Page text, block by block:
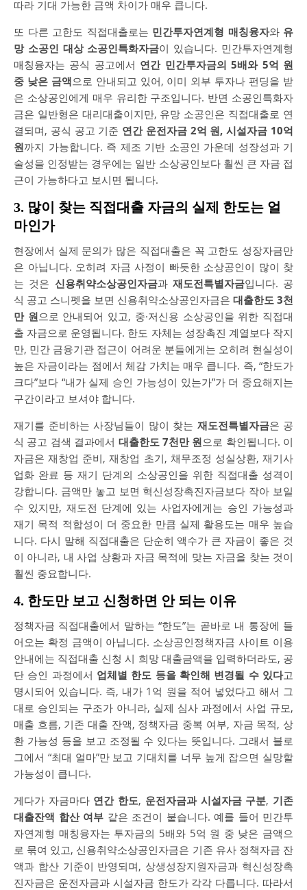
따라 기대 가능한 금액 차이가 매우 큽니다.
또 다른 고한도 직접대출로는 민간투자연계형 매칭융자와 유
망 소공인 대상 소공인특화자금이 있습니다. 민간투자연계형
매칭융자는 공식 공고에서 연간 민간투자금의 5배와 5억 원
중 낮은 금액으로 안내되고 있어, 이미 외부 투자나 펀딩을 받
은 소상공인에게 매우 유리한 구조입니다. 반면 소공인특화자
금은 일반형은 대리대출이지만, 유망 소공인은 직접대출로 연
결되며, 공식 공고 기준 연간 운전자금 2억 원, 시설자금 10억
원까지 가능합니다. 즉 제조 기반 소공인 가운데 성장성과 기
술성을 인정받는 경우에는 일반 소상공인보다 훨씬 큰 자금 접
근이 가능하다고 보시면 됩니다.
3. 많이 찾는 직접대출 자금의 실제 한도는 얼
마인가
현장에서 실제 문의가 많은 직접대출은 꼭 고한도 성장자금만
은 아닙니다. 오히려 자금 사정이 빠듯한 소상공인이 많이 찾
는 것은 신용취약소상공인자금과 재도전특별자금입니다. 공
식 공고 스니펫을 보면 신용취약소상공인자금은 대출한도 3천
만 원으로 안내되어 있고, 중·저신용 소상공인을 위한 직접대
출 자금으로 운영됩니다. 한도 자체는 성장촉진 계열보다 작지
만, 민간 금융기관 접근이 어려운 분들에게는 오히려 현실성이
높은 자금이라는 점에서 체감 가치는 매우 큽니다. 즉, “한도가
크다”보다 “내가 실제 승인 가능성이 있는가”가 더 중요해지는
구간이라고 보셔야 합니다.
재기를 준비하는 사장님들이 많이 찾는 재도전특별자금은 공
식 공고 검색 결과에서 대출한도 7천만 원으로 확인됩니다. 이
자금은 재창업 준비, 재창업 초기, 채무조정 성실상환, 재기사
업화 완료 등 재기 단계의 소상공인을 위한 직접대출 성격이
강합니다. 금액만 놓고 보면 혁신성장촉진자금보다 작아 보일
수 있지만, 재도전 단계에 있는 사업자에게는 승인 가능성과
재기 목적 적합성이 더 중요한 만큼 실제 활용도는 매우 높습
니다. 다시 말해 직접대출은 단순히 액수가 큰 자금이 좋은 것
이 아니라, 내 사업 상황과 자금 목적에 맞는 자금을 찾는 것이
훨씬 중요합니다.
4. 한도만 보고 신청하면 안 되는 이유
정책자금 직접대출에서 말하는 “한도”는 곧바로 내 통장에 들
어오는 확정 금액이 아닙니다. 소상공인정책자금 사이트 이용
안내에는 직접대출 신청 시 희망 대출금액을 입력하더라도, 공
단 승인 과정에서 업체별 한도 등을 확인해 변경될 수 있다고
명시되어 있습니다. 즉, 내가 1억 원을 적어 넣었다고 해서 그
대로 승인되는 구조가 아니라, 실제 심사 과정에서 사업 규모,
매출 흐름, 기존 대출 잔액, 정책자금 중복 여부, 자금 목적, 상
환 가능성 등을 보고 조정될 수 있다는 뜻입니다. 그래서 블로
그에서 “최대 얼마”만 보고 기대치를 너무 높게 잡으면 실망할
가능성이 큽니다.
게다가 자금마다 연간 한도, 운전자금과 시설자금 구분, 기존
대출잔액 합산 여부 같은 조건이 붙습니다. 예를 들어 민간투
자연계형 매칭융자는 투자금의 5배와 5억 원 중 낮은 금액으
로 묶여 있고, 신용취약소상공인자금은 기존 유사 정책자금 잔
액과 합산 기준이 반영되며, 상생성장지원자금과 혁신성장촉
진자금은 운전자금과 시설자금 한도가 각각 다릅니다. 따라서